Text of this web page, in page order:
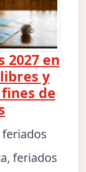
2027 en
y
de
feriados